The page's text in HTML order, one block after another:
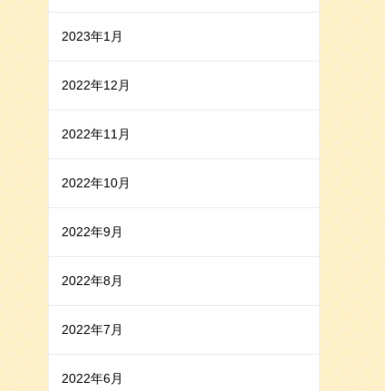
2023年1月
2022年12月
2022年11月
2022年10月
2022年9月
2022年8月
2022年7月
2022年6月